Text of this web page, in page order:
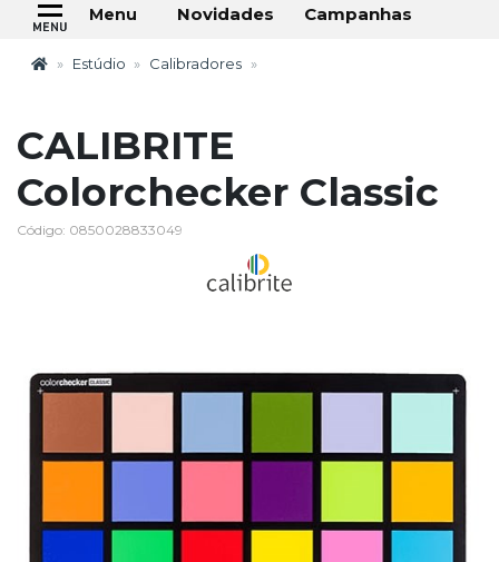
Menu Novidades Campanhas
Estúdio Calibradores
CALIBRITE
Colorchecker Classic
Código: 0850028833049